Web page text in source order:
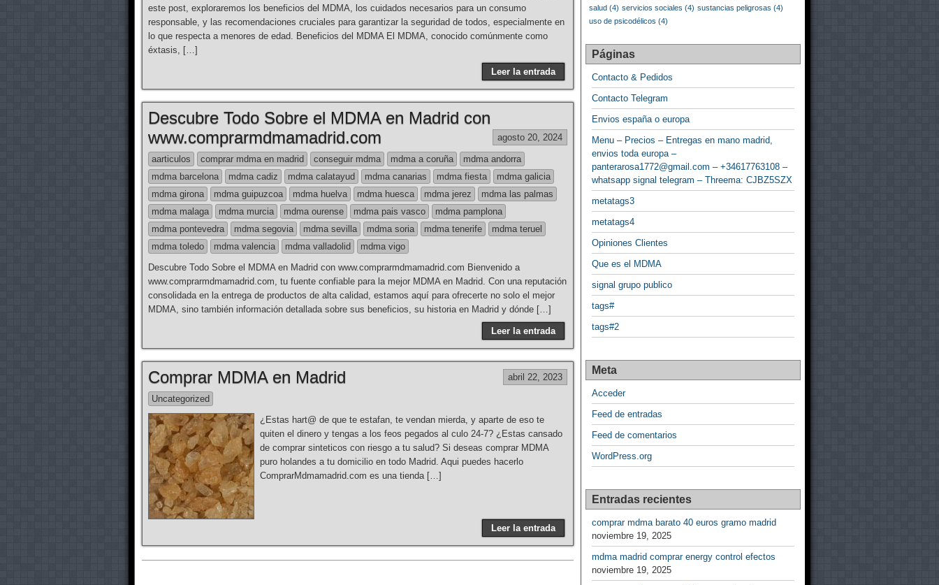
este post, exploraremos los beneficios del MDMA, los cuidados necesarios para un consumo
responsable, y las recomendaciones cruciales para garantizar la seguridad de todos, especialmente en
lo que respecta a menores de edad. Beneficios del MDMA El MDMA, conocido comúnmente como
éxtasis, […]
Leer la entrada
Descubre Todo Sobre el MDMA en Madrid con
www.comprarmdmamadrid.com
agosto 20, 2024
aarticulos comprar mdma en madrid conseguir mdma mdma a coruña
mdma andorra
mdma barcelona
mdma cadiz mdma calatayud mdma canarias mdma fiesta
mdma galicia
mdma girona
mdma guipuzcoa mdma huelva mdma huesca mdma jerez
mdma las palmas
mdma malaga
mdma murcia mdma ourense mdma pais vasco
mdma pamplona
mdma pontevedra
mdma segovia mdma sevilla mdma soria mdma tenerife
mdma teruel
mdma toledo
mdma valencia mdma valladolid
mdma vigo
Descubre Todo Sobre el MDMA en Madrid con www.comprarmdmamadrid.com Bienvenido a
www.comprarmdmamadrid.com, tu fuente confiable para la mejor MDMA en Madrid. Con una reputación
consolidada en la entrega de productos de alta calidad, estamos aquí para ofrecerte no solo el mejor
MDMA, sino también información detallada sobre sus beneficios, su historia en Madrid y dónde […]
Leer la entrada
Comprar MDMA en Madrid abril 22, 2023
Uncategorized
¿Estas hart@ de que te estafan, te vendan mierda, y aparte de eso te
quiten el dinero y tengas a los feos pegados al culo 24-7? ¿Estas cansado
de comprar sinteticos con riesgo a tu salud? Si deseas comprar MDMA
puro holandes a tu domicilio en todo Madrid. Aqui puedes hacerlo
ComprarMdmamadrid.com es una tienda […]
Leer la entrada
salud (4) servicios sociales (4) sustancias peligrosas (4)
uso de psicodélicos (4)
Páginas
Contacto & Pedidos
Contacto Telegram
Envios españa o europa
Menu – Precios – Entregas en mano madrid,
envios toda europa –
panterarosa1772@gmail.com – +34617763108 –
whatsapp signal telegram – Threema: CJBZ5SZX
metatags3
metatags4
Opiniones Clientes
Que es el MDMA
signal grupo publico
tags#
tags#2
Meta
Acceder
Feed de entradas
Feed de comentarios
WordPress.org
Entradas recientes
comprar mdma barato 40 euros gramo madrid
noviembre 19, 2025
mdma madrid comprar energy control efectos
noviembre 19, 2025